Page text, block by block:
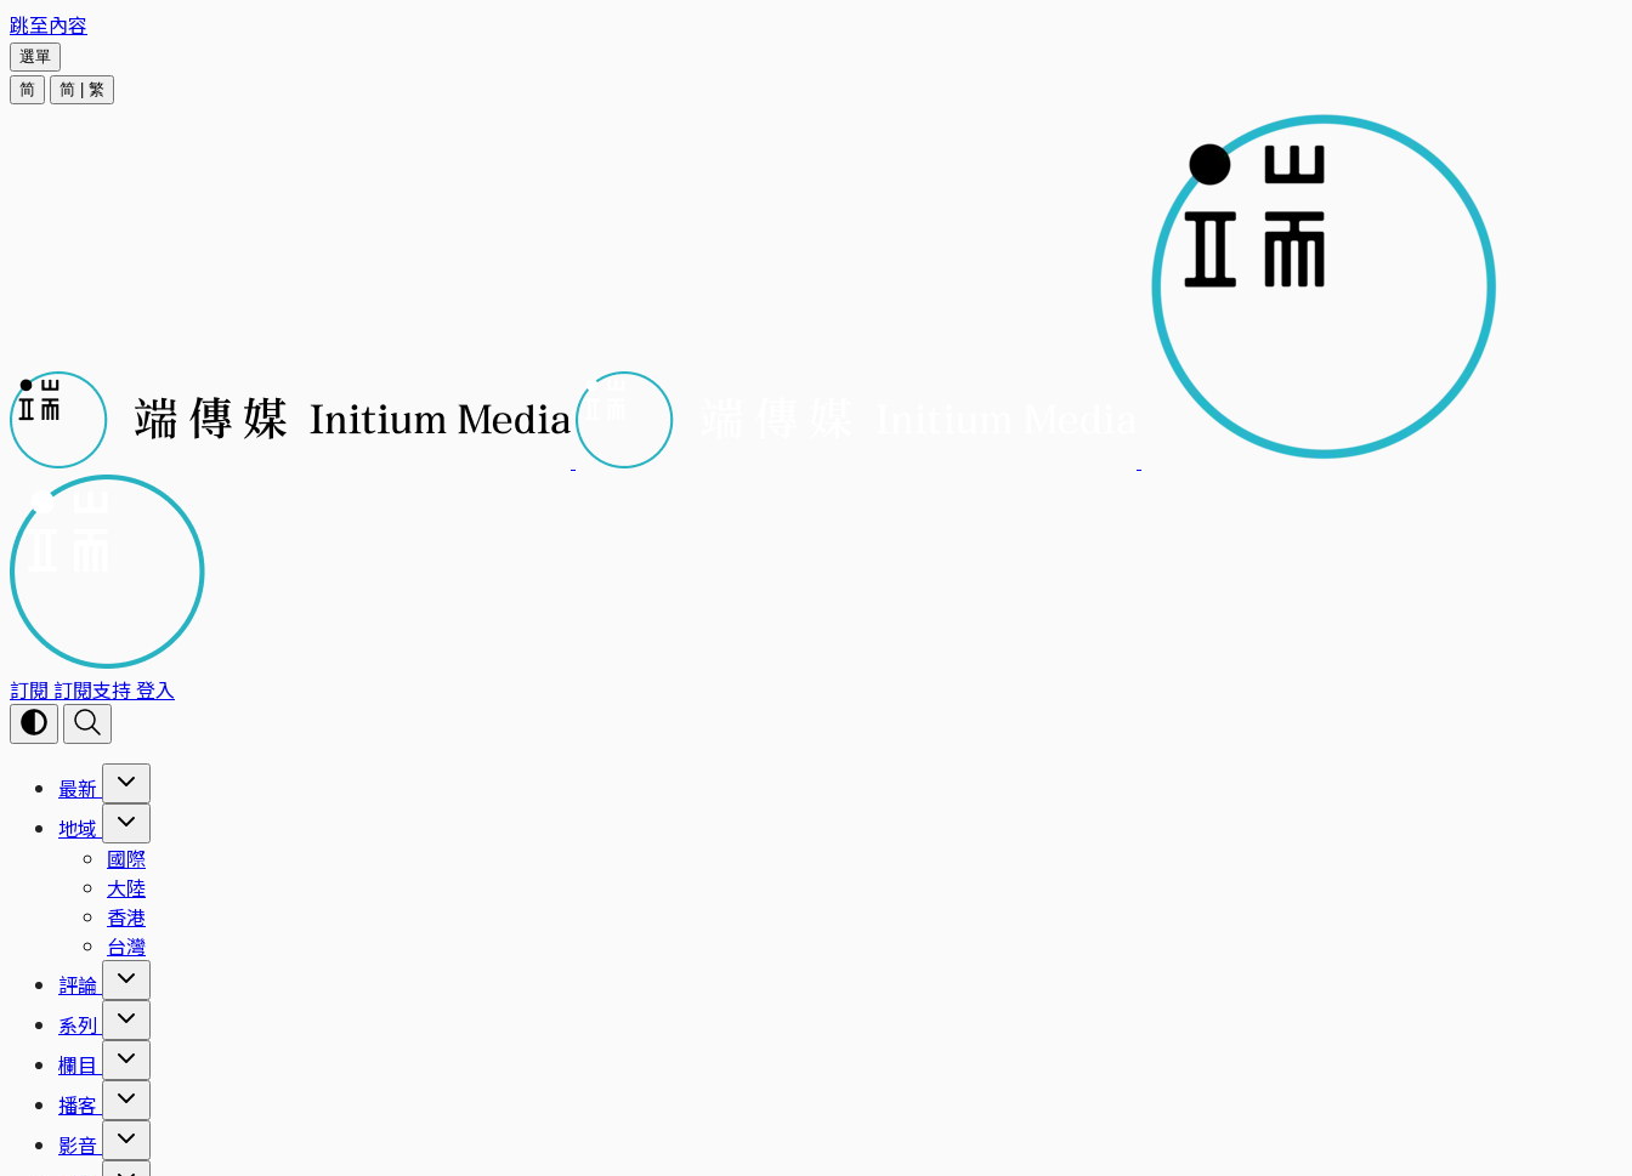
跳至內容
選單
简
简 繁
訂閱 訂閱支持登入
最新
地域
國際
大陸
香港
台灣
評論
系列
欄目
播客
影音